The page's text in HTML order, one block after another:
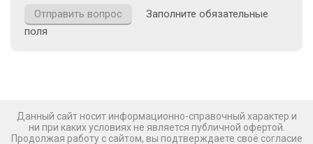
Заполните обязательные
поля
Данный сайт носит информационно-справочный характер и
ни при каких условиях не является публичной офертой.
Продолжая работу с сайтом, вы подтверждаете своё согласие